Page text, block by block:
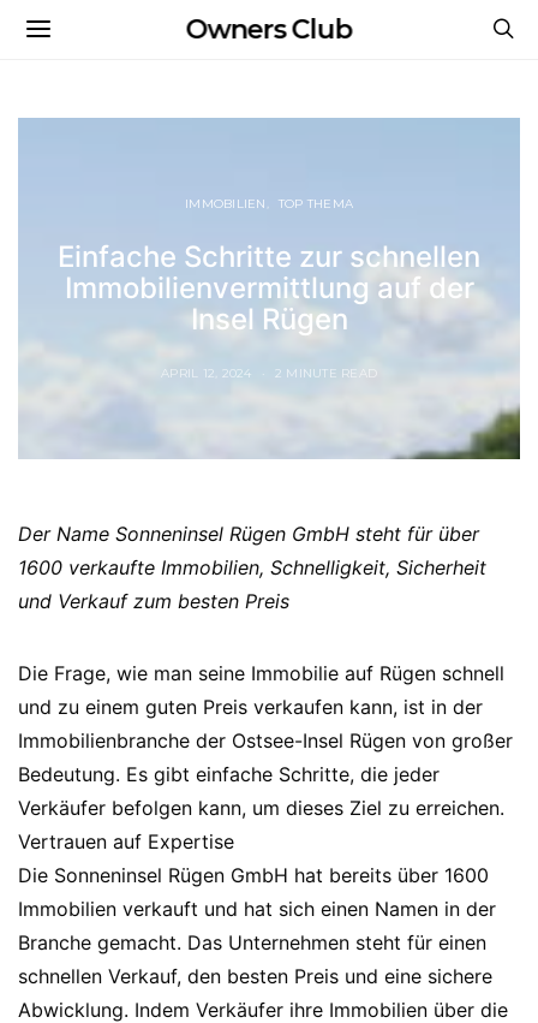
Owners Club
IMMOBILIEN TOP THEMA
Einfache Schritte zur schnellen
Immobilienvermittlung auf der
Insel Rügen
APRIL 12, 2024 2 MINUTE READ
Der Name Sonneninsel Rügen GmbH steht für über
1600 verkaufte Immobilien, Schnelligkeit, Sicherheit
und Verkauf zum besten Preis
Die Frage, wie man seine Immobilie auf Rügen schnell
und zu einem guten Preis verkaufen kann, ist in der
Immobilienbranche der Ostsee-Insel Rügen von großer
Bedeutung. Es gibt einfache Schritte, die jeder
Verkäufer befolgen kann, um dieses Ziel zu erreichen.
Vertrauen auf Expertise
Die Sonneninsel Rügen GmbH hat bereits über 1600
Immobilien verkauft und hat sich einen Namen in der
Branche gemacht. Das Unternehmen steht für einen
schnellen Verkauf, den besten Preis und eine sichere
Abwicklung. Indem Verkäufer ihre Immobilien über die